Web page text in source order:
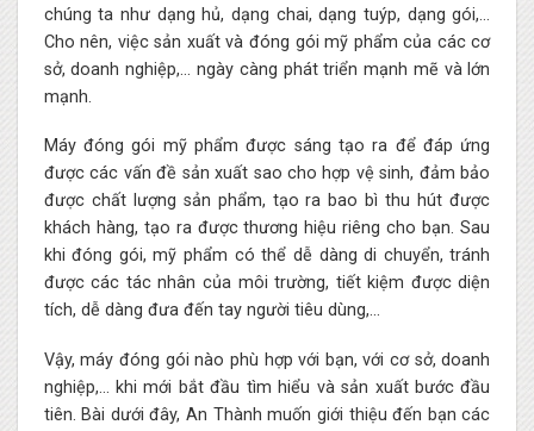
chúng ta như dạng hủ, dạng chai, dạng tuýp, dạng gói,…
Cho nên, việc sản xuất và đóng gói mỹ phẩm của các cơ
sở, doanh nghiệp,… ngày càng phát triển mạnh mẽ và lớn
mạnh.
Máy đóng gói mỹ phẩm được sáng tạo ra để đáp ứng
được các vấn đề sản xuất sao cho hợp vệ sinh, đảm bảo
được chất lượng sản phẩm, tạo ra bao bì thu hút được
khách hàng, tạo ra được thương hiệu riêng cho bạn. Sau
khi đóng gói, mỹ phẩm có thể dễ dàng di chuyển, tránh
được các tác nhân của môi trường, tiết kiệm được diện
tích, dễ dàng đưa đến tay người tiêu dùng,…
Vậy, máy đóng gói nào phù hợp với bạn, với cơ sở, doanh
nghiệp,… khi mới bắt đầu tìm hiểu và sản xuất bước đầu
tiên. Bài dưới đây, An Thành muốn giới thiệu đến bạn các